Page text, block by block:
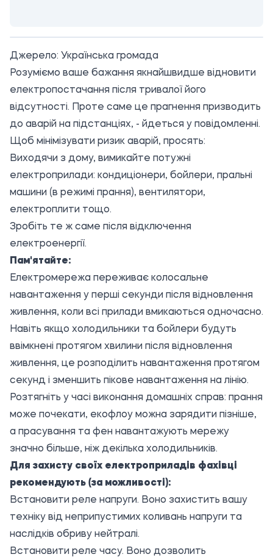
Джерело: Українська громада
Розуміємо ваше бажання якнайшвидше відновити
електропостачання після тривалої його
відсутності. Проте саме це прагнення призводить
до аварій на підстанціях, - йдеться у повідомленні.
Щоб мінімізувати ризик аварій, просять:
Виходячи з дому, вимикайте потужні
електроприлади: кондиціонери, бойлери, пральні
машини (в режимі прання), вентилятори,
електроплити тощо.
Зробіть те ж саме після відключення
електроенергії.
Пам'ятайте:
Електромережа переживає колосальне
навантаження у перші секунди після відновлення
живлення, коли всі прилади вмикаються одночасно.
Навіть якщо холодильники та бойлери будуть
ввімкнені протягом хвилини після відновлення
живлення, це розподілить навантаження протягом
секунд і зменшить пікове навантаження на лінію.
Розтягніть у часі виконання домашніх справ: прання
може почекати, екофлоу можна зарядити пізніше,
а прасування та фен навантажують мережу
значно більше, ніж декілька холодильників.
Для захисту своїх електроприладів фахівці
рекомендують (за можливості):
Встановити реле напруги. Воно захистить вашу
техніку від неприпустимих коливань напруги та
наслідків обриву нейтралі.
Встановити реле часу. Воно дозволить